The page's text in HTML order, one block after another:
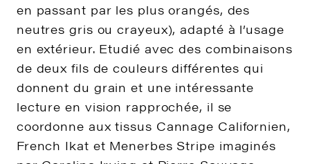
en passant par les plus orangés, des
neutres gris ou crayeux), adapté à l’usage
en extérieur. Etudié avec des combinaisons
de deux fils de couleurs différentes qui
donnent du grain et une intéressante
lecture en vision rapprochée, il se
coordonne aux tissus Cannage Californien,
French Ikat et Menerbes Stripe imaginés